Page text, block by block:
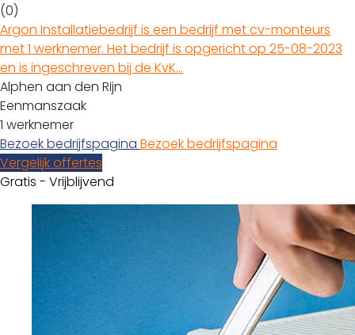
(0)
Argon Installatiebedrijf is een bedrijf met cv-monteurs
met 1 werknemer. Het bedrijf is opgericht op 25-08-2023
en is ingeschreven bij de KvK…
Alphen aan den Rijn
Eenmanszaak
1 werknemer
Bezoek bedrijfspagina Bezoek bedrijfspagina
Vergelijk offertes
Gratis - Vrijblijvend